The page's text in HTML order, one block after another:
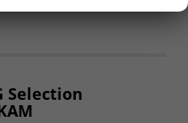
Selection